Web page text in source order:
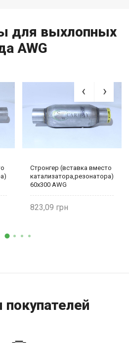
для выхлопных
AWG
Стронгер (вставка вместо
катализатора,резонатора)
60х300 AWG
823,09